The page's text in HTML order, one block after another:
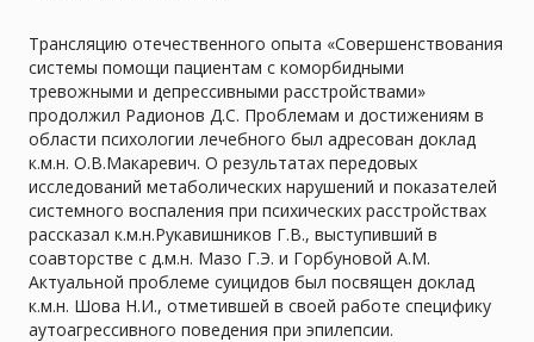
Трансляцию отечественного опыта «Совершенствования
системы помощи пациентам с коморбидными
тревожными и депрессивными расстройствами»
продолжил Радионов Д.С. Проблемам и достижениям в
области психологии лечебного был адресован доклад
к.м.н. О.В.Макаревич. О результатах передовых
исследований метаболических нарушений и показателей
системного воспаления при психических расстройствах
рассказал к.м.н.Рукавишников Г.В., выступивший в
соавторстве с д.м.н. Мазо Г.Э. и Горбуновой А.М.
Актуальной проблеме суицидов был посвящен доклад
к.м.н. Шова Н.И., отметившей в своей работе специфику
аутоагрессивного поведения при эпилепсии.